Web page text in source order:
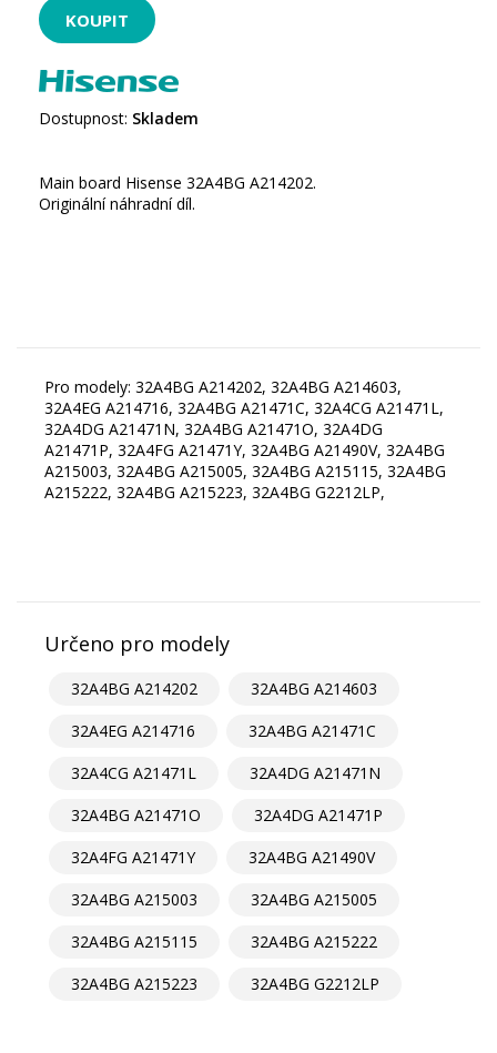
Dostupnost: Skladem
Main board Hisense 32A4BG A214202.
Originální náhradní díl.
Pro modely: 32A4BG A214202, 32A4BG A214603,
32A4EG A214716, 32A4BG A21471C, 32A4CG A21471L,
32A4DG A21471N, 32A4BG A21471O, 32A4DG
A21471P, 32A4FG A21471Y, 32A4BG A21490V, 32A4BG
A215003, 32A4BG A215005, 32A4BG A215115, 32A4BG
A215222, 32A4BG A215223, 32A4BG G2212LP,
Určeno pro modely
32A4BG A214202
32A4BG A214603
32A4EG A214716
32A4BG A21471C
32A4CG A21471L
32A4DG A21471N
32A4BG A21471O
32A4DG A21471P
32A4FG A21471Y
32A4BG A21490V
32A4BG A215003
32A4BG A215005
32A4BG A215115
32A4BG A215222
32A4BG A215223
32A4BG G2212LP